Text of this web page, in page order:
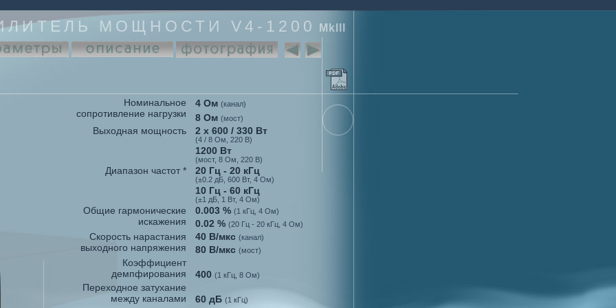
МОЩНОСТИ V4-1200 MkIII
Номинальное
сопротивление нагрузки
4 Ом (канал)
8 Ом (мост)
Выходная мощность 2 x 600 / 330 Вт
(4 / 8 Ом, 220 В)
1200 Вт
(мост, 8 Ом, 220 В)
Диапазон частот * 20 Гц - 20 кГц
(±0.2 дБ, 600 Вт, 4 Ом)
10 Гц - 60 кГц
(±1 дБ, 1 Вт, 4 Ом)
Общие гармонические
искажения
0.003 % (1 кГц, 4 Ом)
0.02 % (20 Гц - 20 кГц, 4 Ом)
Скорость нарастания
выходного напряжения
40 В/мкс (канал)
80 В/мкс (мост)
Коэффициент
демпфирования
400 (1 кГц, 8 Ом)
Переходное затухание
между каналами
60 дБ (1 кГц)